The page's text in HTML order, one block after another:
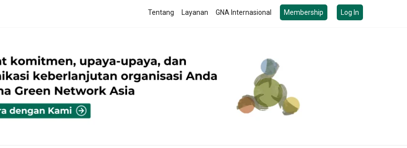
Tentang Layanan GNA Internasional Membership Log In